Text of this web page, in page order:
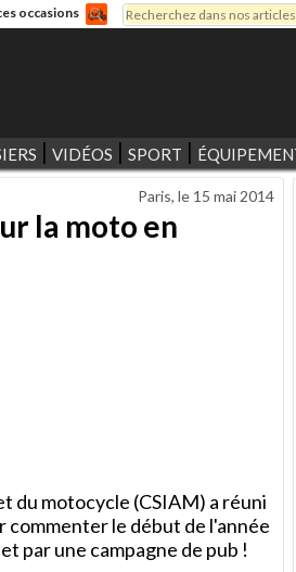
occasions
Formulaire de
Rechercher
VIDÉOS SPORT
Paris, le 15 mai 2014
la moto en
du motocycle (CSIAM) a réuni
commenter le début de l'année
par une campagne de pub !